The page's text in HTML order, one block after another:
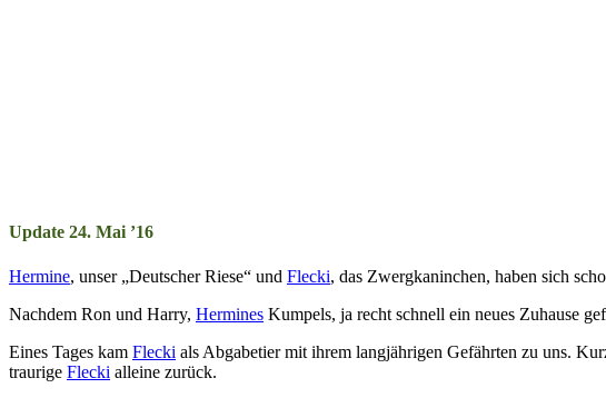
Update 24. Mai ’16
Hermine, unser „Deut­scher Rie­se“ und Flecki, das Zwerg­ka­nin­chen, haben sich
Nachdem Ron und Harry, Hermines Kum­pels, ja recht schnell ein neu­es Zu­hau­se
Eines Tages kam Flecki als Ab­ga­be­tier mit ihr­em lang­jähr­ig­en Gefährten zu uns.
trau­ri­ge Flecki alleine zurück.